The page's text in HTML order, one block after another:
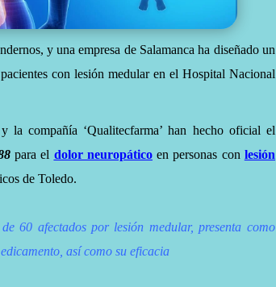
y una empresa de Salamanca ha diseñado un
con lesión medular en el Hospital Nacional
la compañía ‘Qualitecfarma’ han hecho oficial el
para el dolor neuropáticoen personas con lesión
de Toledo.
60 afectados por lesión medular, presenta como
así como su eficacia